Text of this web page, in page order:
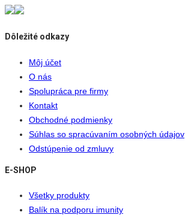
Dôležité odkazy
Môj účet
O nás
Spolupráca pre firmy
Kontakt
Obchodné podmienky
Súhlas so spracúvaním osobných údajov
Odstúpenie od zmluvy
E-SHOP
Všetky produkty
Balík na podporu imunity